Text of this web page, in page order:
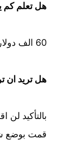
هل تعلم كم
60 الف دولار…… هذه 2000 دولار يوميا.
هل تريد ان
بالتأكيد لن
قمت بوضع